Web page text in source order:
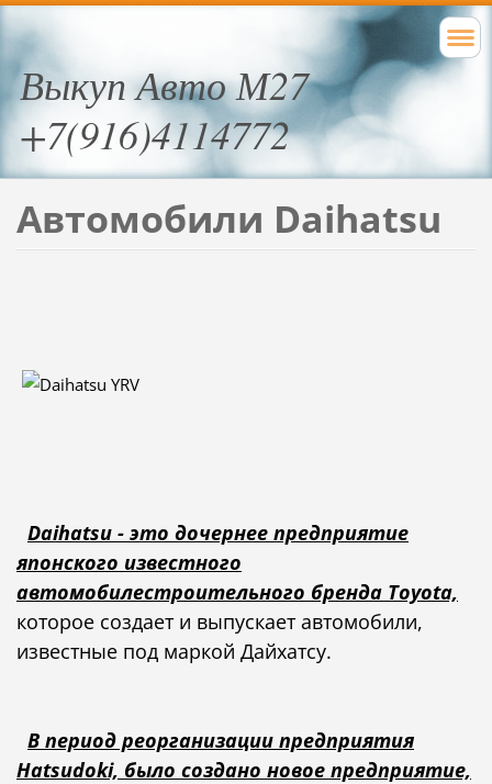
Выкуп Авто М27
+7(916)4114772
Автомобили Daihatsu
Daihatsu - это дочернее предприятие
японского известного
автомобилестроительного бренда Toyota,
которое создает и выпускает автомобили,
известные под маркой Дайхатсу.
В период реорганизации предприятия
Hatsudoki, было создано новое предприятие,